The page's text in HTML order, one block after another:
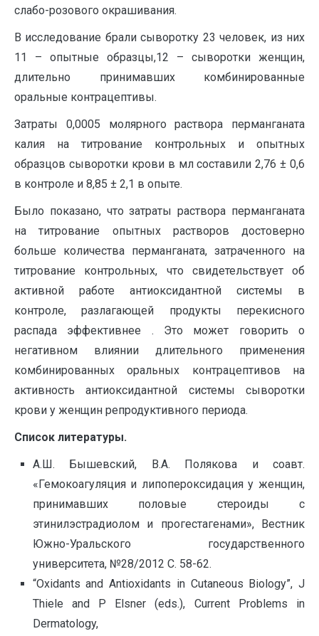
слабо-розового окрашивания.
В исследование брали сыворотку 23 человек, из них
11 – опытные образцы,12 – сыворотки женщин,
длительно принимавших комбинированные
оральные контрацептивы.
Затраты 0,0005 молярного раствора перманганата
калия на титрование контрольных и опытных
образцов сыворотки крови в мл составили 2,76 ± 0,6
в контроле и 8,85 ± 2,1 в опыте.
Было показано, что затраты раствора перманганата
на титрование опытных растворов достоверно
больше количества перманганата, затраченного на
титрование контрольных, что свидетельствует об
активной работе антиоксидантной системы в
контроле, разлагающей продукты перекисного
распада эффективнее . Это может говорить о
негативном влиянии длительного применения
комбинированных оральных контрацептивов на
активность антиоксидантной системы сыворотки
крови у женщин репродуктивного периода.
Список литературы.
А.Ш. Бышевский, В.А. Полякова и соавт.
«Гемокоагуляция и липопероксидация у женщин,
принимавших половые стероиды с
этинилэстрадиолом и прогестагенами», Вестник
Южно-Уральского государственного
университета, №28/2012 С. 58-62.
“Oxidants and Antioxidants in Cutaneous Biology”, J
Thiele and P Elsner (eds.), Current Problems in
Dermatology,